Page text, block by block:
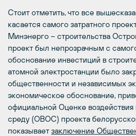
Стоит отметить, что все
касается самого затратного
Минэнерго – строительства
проект был непрозрачным с
обоснование инвестиций в
атомной электростанции было
общественности и независимых
экономическое обоснование,
официальной Оценке
среду (ОВОС) проекта
показывает заключение